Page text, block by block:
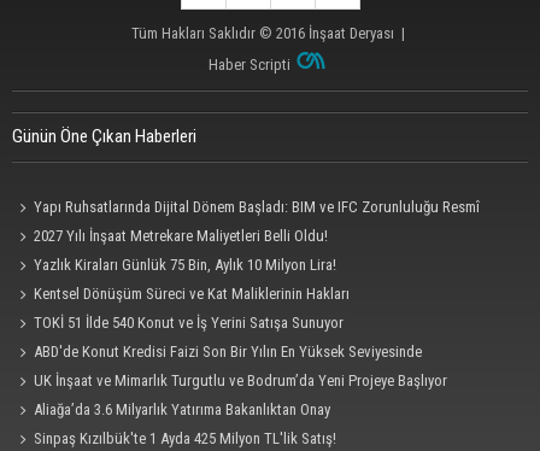
Tüm Hakları Saklıdır © 2016 İnşaat Deryası |
Haber Scripti
Günün Öne Çıkan Haberleri
Yapı Ruhsatlarında Dijital Dönem Başladı: BIM ve IFC Zorunluluğu Resmî
Gazete'de
2027 Yılı İnşaat Metrekare Maliyetleri Belli Oldu!
Yazlık Kiraları Günlük 75 Bin, Aylık 10 Milyon Lira!
Kentsel Dönüşüm Süreci ve Kat Maliklerinin Hakları
TOKİ 51 İlde 540 Konut ve İş Yerini Satışa Sunuyor
ABD'de Konut Kredisi Faizi Son Bir Yılın En Yüksek Seviyesinde
UK İnşaat ve Mimarlık Turgutlu ve Bodrum’da Yeni Projeye Başlıyor
Aliağa’da 3.6 Milyarlık Yatırıma Bakanlıktan Onay
Sinpaş Kızılbük'te 1 Ayda 425 Milyon TL'lik Satış!